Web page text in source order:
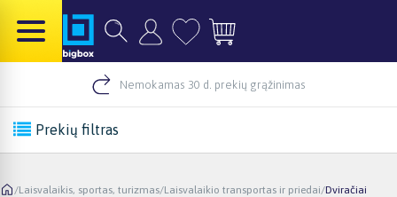
Nemokamas 30 d. prekių grąžinimas
Prekių filtras
/Laisvalaikis, sportas, turizmas/Laisvalaikio transportas ir priedai/Dviračiai